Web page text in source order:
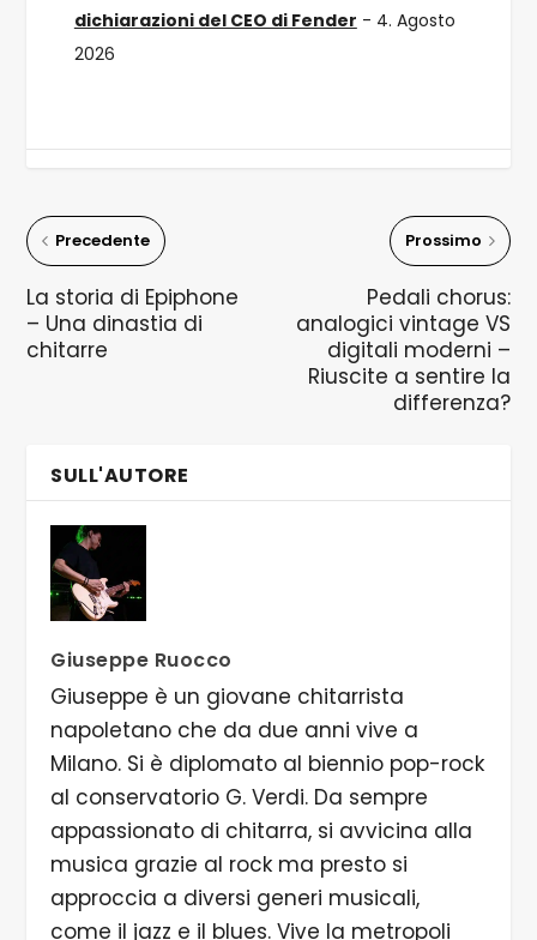
dichiarazioni del CEO di Fender - 4. Agosto
2026
Precedente
La storia di Epiphone
– Una dinastia di
chitarre
Prossimo
Pedali chorus:
analogici vintage VS
digitali moderni –
Riuscite a sentire la
differenza?
SULL'AUTORE
Giuseppe Ruocco
Giuseppe è un giovane chitarrista
napoletano che da due anni vive a
Milano. Si è diplomato al biennio pop-rock
al conservatorio G. Verdi. Da sempre
appassionato di chitarra, si avvicina alla
musica grazie al rock ma presto si
approccia a diversi generi musicali,
come il jazz e il blues. Vive la metropoli